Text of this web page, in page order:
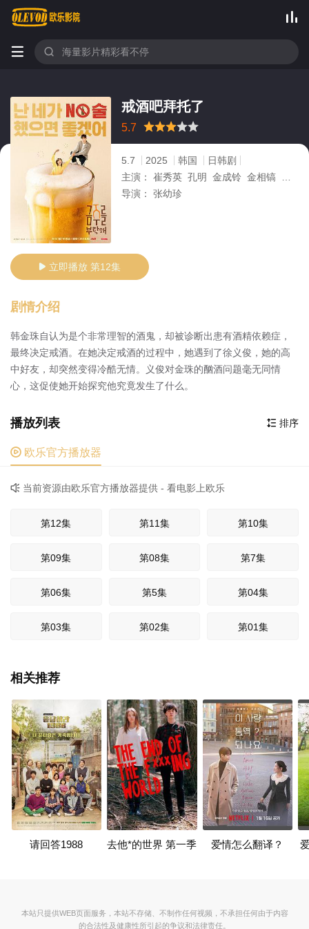

 
戒酒吧拜托了
5.7
很差较差还行 推荐力荐
5.7 2025 韩国
日韩剧
主演：
崔秀英 孔明 金成铃 金相镐 赵胤熙
导演：
张幼珍
 立即播放 第12集
剧情介绍
韩金珠自认为是个非常理智的酒鬼，却被诊断出患有酒精依赖症，
最终决定戒酒。在她决定戒酒的过程中，她遇到了徐义俊，她的高
中好友，却突然变得冷酷无情。义俊对金珠的酗酒问题毫无同情
心，这促使她开始探究他究竟发生了什么。
 排序
播放列表
 欧乐官方播放器
 当前资源由欧乐官方播放器提供 - 看电影上欧乐
第12集 第11集 第10集
第09集 第08集 第7集
第06集 第5集 第04集
第03集 第02集 第01集
相关推荐
请回答1988 去他*的世界 第一季 爱情怎么翻译？
本站只提供WEB页面服务，本站不存储、不制作任何视频，不承担任何由于内容
的合法性及健康性所引起的争议和法律责任。